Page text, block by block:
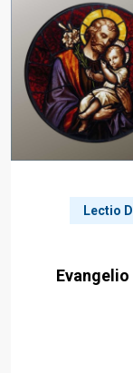
Lectio